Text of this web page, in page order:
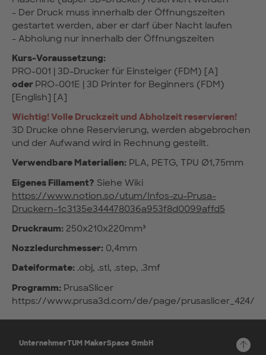
- Der Druck muss innerhalb der Öffnungszeiten
gestartet werden, aber er darf über Nacht laufen
- Abholung nur innerhalb der Öffnungszeiten
Kurs-Voraussetzung:
PRO-001 | 3D-Drucker für Einsteiger (FDM) [A]
oder PRO-001E | 3D Printer for Beginners (FDM)
[English] [A]
Wichtig!Volle Druckzeit und Abholzeit reservieren!
3D Drucke ohne Reservierung, werden abgebrochen
und der Aufwand wird in Rechnung gestellt.
Verwendbare Materialien: PLA, PETG, TPU Ø1,75mm
Eigenes Fillament? Siehe Wiki
https://www.notion.so/utum/Infos-zu-Prusa-
Druckern-1c3135e344478036a953f8d0099affd5
Druckraum: 250x210x220mm³
Nozzledurchmesser: 0,4mm
Dateiformate: .obj, .stl, .step, .3mf
Programm: PrusaSlicer
https://www.prusa3d.com/de/page/prusaslicer_424/
UnternehmerTUM MakerSpace GmbH